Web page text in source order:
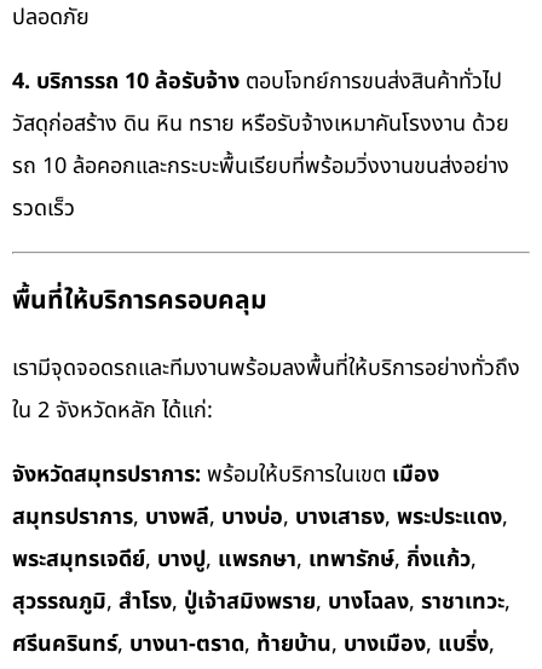
ปลอดภัย
4. บริการรถ 10 ล้อรับจ้าง ตอบโจทย์การขนส่งสินค้าทั่วไป
วัสดุก่อสร้าง ดิน หิน ทราย หรือรับจ้างเหมาคันโรงงาน ด้วย
รถ 10 ล้อคอกและกระบะพื้นเรียบที่พร้อมวิ่งงานขนส่งอย่าง
รวดเร็ว
พื้นที่ให้บริการครอบคลุม
เรามีจุดจอดรถและทีมงานพร้อมลงพื้นที่ให้บริการอย่างทั่วถึง
ใน 2 จังหวัดหลัก ได้แก่:
จังหวัดสมุทรปราการ: พร้อมให้บริการในเขต เมือง
สมุทรปราการ, บางพลี, บางบ่อ, บางเสาธง, พระประแดง,
พระสมุทรเจดีย์, บางปู, แพรกษา, เทพารักษ์, กิ่งแก้ว,
สุวรรณภูมิ, สำโรง, ปู่เจ้าสมิงพราย, บางโฉลง, ราชาเทวะ,
ศรีนครินทร์, บางนา-ตราด, ท้ายบ้าน, บางเมือง, แบริ่ง,